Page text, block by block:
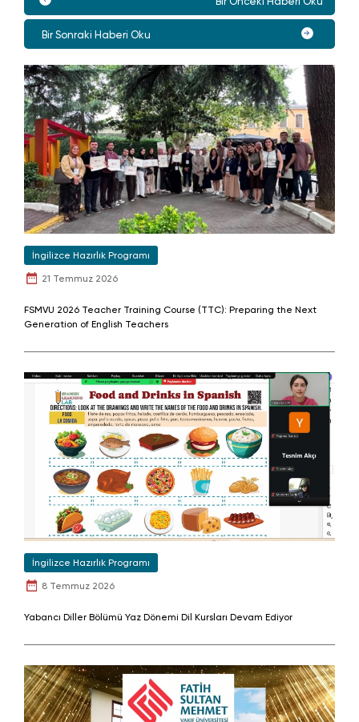
Bir Sonraki Haberi Oku
İngilizce Hazırlık Programı
21 Temmuz 2026
FSMVU 2026 Teacher Training Course (TTC): Preparing the Next
Generation of English Teachers
İngilizce Hazırlık Programı
8 Temmuz 2026
Yabancı Diller Bölümü Yaz Dönemi Dil Kursları Devam Ediyor